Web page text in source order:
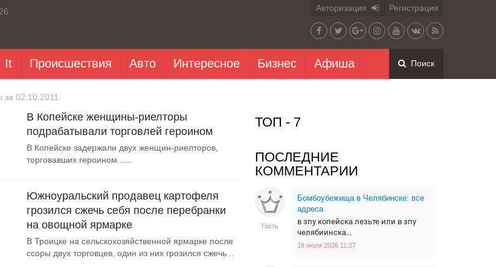
Авторизация Регистрация
It Происшествия Авто Интересное Бизнес Афиша Поиск
ТОП - 7
ПОСЛЕДНИЕ
КОММЕНТАРИИ
Гость
Бомбоубежища в Челябинске: все
адреса
в зпу копейска лезьте или в зпу
челябиинска...
18 июля 2026 11:27
02.10.2011
В Копейске женщины-риелторы
подрабатывали торговлей героином
В Копейске задержали двух женщин-риелторов,
торговавших героином......
Южноуральский продавец картофеля
грозился сжечь себя после перебранки
на овощной ярмарке
В Троицке на сельскохозяйственной ярмарке после
ссоры двух торговцев, один из них грозился сжечь...